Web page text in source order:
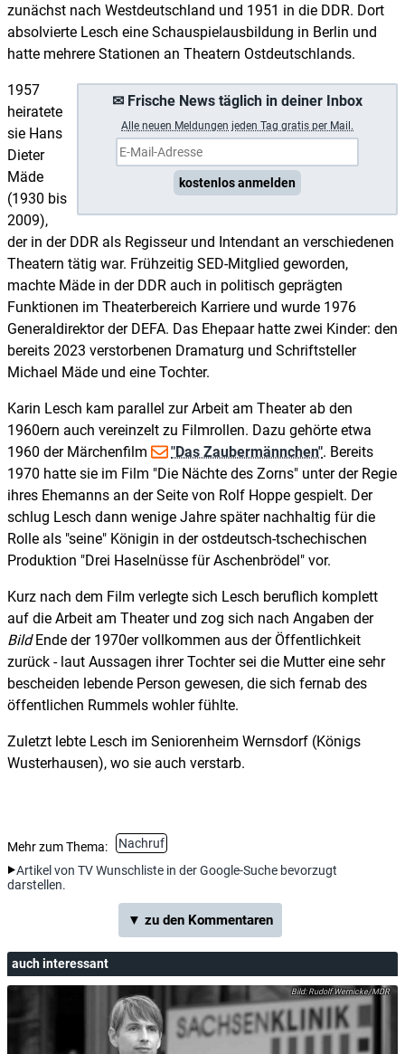
zunächst nach Westdeutschland und 1951 in die DDR. Dort
absolvierte Lesch eine Schauspielausbildung in Berlin und
hatte mehrere Stationen an Theatern Ostdeutschlands.
✉ Frische News täglich in deiner Inbox
Alle neuen Meldungen jeden Tag gratis per Mail.
kostenlos anmelden
1957
heiratete
sie Hans
Dieter
Mäde
(1930 bis
2009),
der in der DDR als Regisseur und Intendant an verschiedenen
Theatern tätig war. Frühzeitig SED-Mitglied geworden,
machte Mäde in der DDR auch in politisch geprägten
Funktionen im Theaterbereich Karriere und wurde 1976
Generaldirektor der DEFA. Das Ehepaar hatte zwei Kinder: den
bereits 2023 verstorbenen Dramaturg und Schriftsteller
Michael Mäde und eine Tochter.
Karin Lesch kam parallel zur Arbeit am Theater ab den
1960ern auch vereinzelt zu Filmrollen. Dazu gehörte etwa
1960 der Märchenfilm
"Das Zaubermännchen". Bereits
1970 hatte sie im Film "Die Nächte des Zorns" unter der Regie
ihres Ehemanns an der Seite von Rolf Hoppe gespielt. Der
schlug Lesch dann wenige Jahre später nachhaltig für die
Rolle als "seine" Königin in der ostdeutsch-tschechischen
Produktion "Drei Haselnüsse für Aschenbrödel" vor.
Kurz nach dem Film verlegte sich Lesch beruflich komplett
auf die Arbeit am Theater und zog sich nach Angaben der
BildEnde der 1970er vollkommen aus der Öffentlichkeit
zurück - laut Aussagen ihrer Tochter sei die Mutter eine sehr
bescheiden lebende Person gewesen, die sich fernab des
öffentlichen Rummels wohler fühlte.
Zuletzt lebte Lesch im Seniorenheim Wernsdorf (Königs
Wusterhausen), wo sie auch verstarb.
Mehr zum Thema:
Nachruf
Artikel von TV Wunschliste in der Google-Suche bevorzugt
darstellen.
▼ zu den Kommentaren
auch interessant
Rudolf Wernicke/MDR